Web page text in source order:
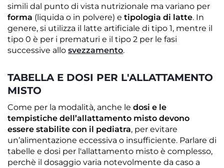
simili dal punto di vista nutrizionale ma variano per
forma (liquida o in polvere) e tipologia di latte. In
genere, si utilizza il latte artificiale di tipo 1, mentre il
tipo 0 è per i prematuri e il tipo 2 per le fasi
successive allo svezzamento.
TABELLA E DOSI PER L'ALLATTAMENTO
MISTO
Come per la modalità, anche le dosi e le
tempistiche dell’allattamento misto devono
essere stabilite con il pediatra, per evitare
un’alimentazione eccessiva o insufficiente. Parlare di
tabelle e dosi per l'allattamento misto è complesso,
perchè il dosaggio varia notevolmente da caso a